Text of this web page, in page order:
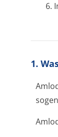
6.
1.